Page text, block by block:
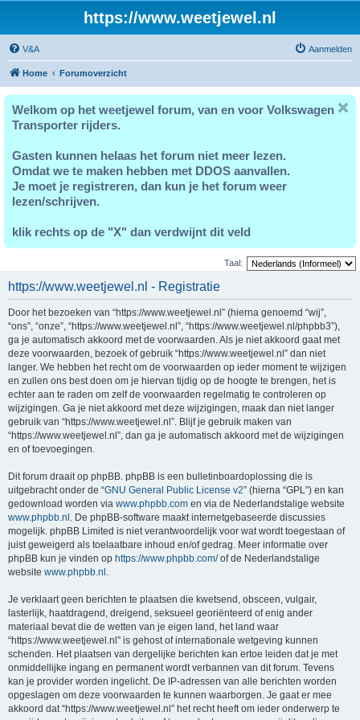
https://www.weetjewel.nl
V&A Aanmelden
Home Forumoverzicht
Welkom op het weetjewel forum, van en voor Volkswagen
Transporter rijders.
Gasten kunnen helaas het forum niet meer lezen.
Omdat we te maken hebben met DDOS aanvallen.
Je moet je registreren, dan kun je het forum weer
lezen/schrijven.
klik rechts op de "X" dan verdwijnt dit veld
Taal:
https://www.weetjewel.nl - Registratie
Door het bezoeken van “https://www.weetjewel.nl” (hierna genoemd “wij”,
“ons”, “onze”, “https://www.weetjewel.nl”, “https://www.weetjewel.nl/phpbb3”),
ga je automatisch akkoord met de voorwaarden. Als je niet akkoord gaat met
deze voorwaarden, bezoek of gebruik “https://www.weetjewel.nl” dan niet
langer. We hebben het recht om de voorwaarden op ieder moment te wijzigen
en zullen ons best doen om je hiervan tijdig op de hoogte te brengen, het is
echter aan te raden om zelf de voorwaarden regelmatig te controleren op
wijzigingen. Ga je niet akkoord met deze wijzigingen, maak dan niet langer
gebruik van “https://www.weetjewel.nl”. Blijf je gebruik maken van
“https://www.weetjewel.nl”, dan ga je automatisch akkoord met de wijzigingen
en of toevoegingen.
Dit forum draait op phpBB. phpBB is een bulletinboardoplossing die is
uitgebracht onder de “GNU General Public License v2” (hierna “GPL”) en kan
gedownload worden via www.phpbb.com en via de Nederlandstalige website
www.phpbb.nl . De phpBB-software maakt internetgebaseerde discussies
mogelijk. phpBB Limited is niet verantwoordelijk voor wat wordt toegestaan of
juist geweigerd als toelaatbare inhoud en/of gedrag. Meer informatie over
phpBB kun je vinden op https://www.phpbb.com/of de Nederlandstalige
website www.phpbb.nl .
Je verklaart geen berichten te plaatsen die kwetsend, obsceen, vulgair,
lasterlijk, haatdragend, dreigend, seksueel georiënteerd of enig ander
materiaal bevat die de wetten van je eigen land, het land waar
“https://www.weetjewel.nl” is gehost of internationale wetgeving kunnen
schenden. Het plaatsen van dergelijke berichten kan ertoe leiden dat je met
onmiddellijke ingang en permanent wordt verbannen van dit forum. Tevens
kan je provider worden ingelicht. De IP-adressen van alle berichten worden
opgeslagen om deze voorwaarden te kunnen waarborgen. Je gaat er mee
akkoord dat “https://www.weetjewel.nl” het recht heeft om ieder onderwerp te